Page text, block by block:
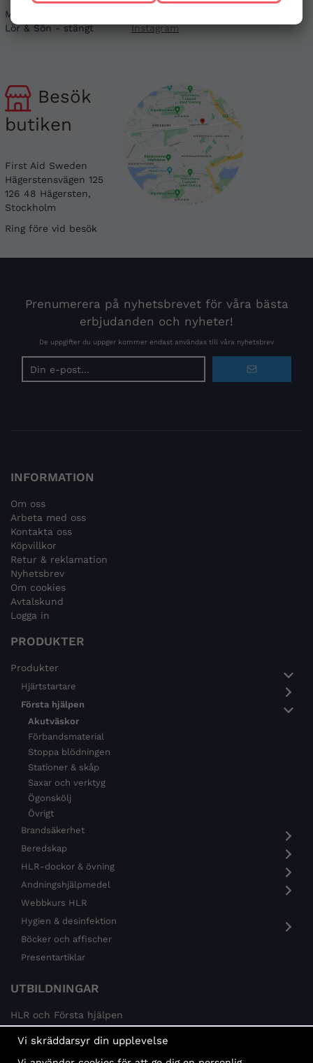
Mån - Fre 08-17
Lör & Sön - stängt
Instagram
Besök
butiken
First Aid Sweden
Hägerstensvägen 125
126 48 Hägersten,
Stockholm
Ring före vid besök
Prenumerera på nyhetsbrevet för våra bästa
erbjudanden och nyheter!
De uppgifter du uppger kommer endast användas till våra nyhetsbrev
INFORMATION
Om oss
Arbeta med oss
Kontakta oss
Köpvillkor
Retur & reklamation
Nyhetsbrev
Om cookies
Avtalskund
Logga in
PRODUKTER
Produkter
Hjärtstartare
Första hjälpen
Akutväskor
Förbandsmaterial
Stoppa blödningen
Stationer & skåp
Saxar och verktyg
Ögonskölj
Övrigt
Brandsäkerhet
Beredskap
HLR-dockor & övning
Andningshjälpmedel
Webbkurs HLR
Hygien & desinfektion
Böcker och affischer
Presentartiklar
UTBILDNINGAR
HLR och Första hjälpen
Psykisk hälsa
Brandskydd
Vi skräddarsyr din upplevelse